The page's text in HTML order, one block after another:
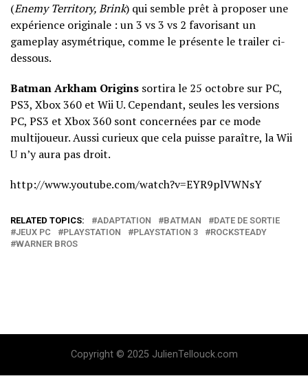
(Enemy Territory, Brink) qui semble prêt à proposer une
expérience originale : un 3 vs 3 vs 2 favorisant un
gameplay asymétrique, comme le présente le trailer ci-
dessous.
Batman Arkham Origins sortira le 25 octobre sur PC,
PS3, Xbox 360 et Wii U. Cependant, seules les versions
PC, PS3 et Xbox 360 sont concernées par ce mode
multijoueur. Aussi curieux que cela puisse paraître, la Wii
U n’y aura pas droit.
http://www.youtube.com/watch?v=EYR9plVWNsY
RELATED TOPICS: ADAPTATION BATMAN
DATE DE SORTIE
JEUX PC
PLAYSTATION PLAYSTATION 3
ROCKSTEADY
WARNER BROS
Copyright © 2025 JulienTellouck.com